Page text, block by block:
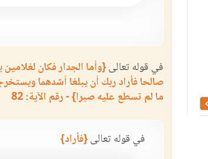
في قوله تعالى{وأما الجدار فكان
صالحا فأراد ربك أن يبلغا أشدهما
ما لم تسطع عليه صبرا} - رقم الآية: 82
في قوله تعالى{فأراد}
مصحف كامل نسخ في القرن الخامس عشر